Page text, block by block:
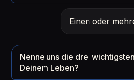
Einen oder
Nenne uns die drei
Deinem Leben?